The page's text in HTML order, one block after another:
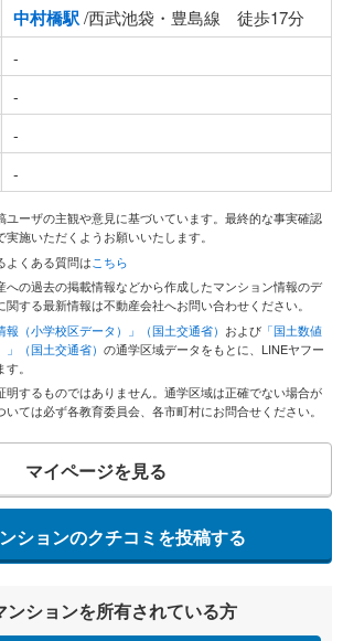
中村橋駅/西武池袋・豊島線 徒歩17分
-
-
-
-
ユーザの主観や意見に基づいています。最終的な事実確認
施いただくようお願いいたします。
よくある質問はこちら
への過去の掲載情報などから作成したマンション情報のデ
する最新情報は不動産会社へお問い合わせください。
報（小学校区データ）」（国土交通省） および 「国土数値
（国土交通省） の通学区域データをもとに、LINEヤフー
。
明するものではありません。通学区域は正確でない場合が
ては必ず各教育委員会、各市町村にお問合せください。
マイページを見る
ションのクチコミを投稿する
ンションを所有されている方